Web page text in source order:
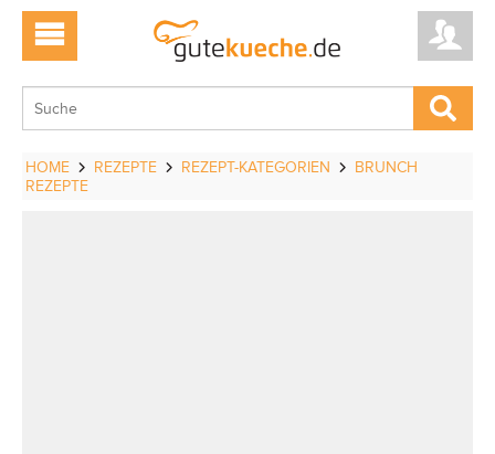
HOME REZEPTE REZEPT-KATEGORIEN
BRUNCH
REZEPTE